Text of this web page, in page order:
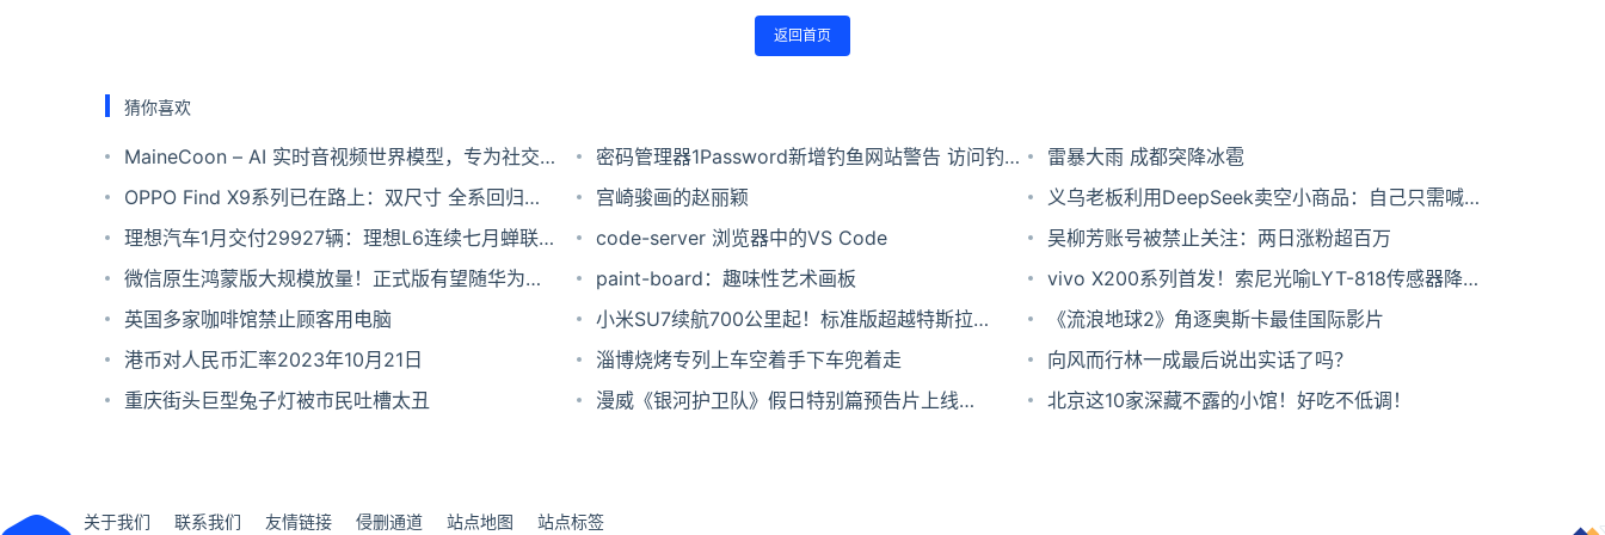
返回首页
猜你喜欢
MaineCoon – AI 实时音视频世界模型，专为社交
互动场景
密码管理器1Password新增钓鱼网站警告 访问钓鱼
网站粘贴密码时先警告用户
雷暴大雨 成都突降冰雹
OPPO Find X9系列已在路上：双尺寸 全系回归直
屏
宫崎骏画的赵丽颖
义乌老板利用DeepSeek卖空小商品：自己只需喊
一二三四五
理想汽车1月交付29927辆：理想L6连续七月蝉联
增程销冠
code-server 浏览器中的VS Code
吴柳芳账号被禁止关注：两日涨粉超百万
微信原生鸿蒙版大规模放量！正式版有望随华为
Mate 70系列发布
paint-board：趣味性艺术画板
vivo X200系列首发！索尼光喻LYT-818传感器降
临
英国多家咖啡馆禁止顾客用电脑
小米SU7续航700公里起！标准版超越特斯拉
Model 3长续航版
《流浪地球2》角逐奥斯卡最佳国际影片
港币对人民币汇率2023年10月21日
淄博烧烤专列上车空着手下车兜着走
向风而行林一成最后说出实话了吗？
重庆街头巨型兔子灯被市民吐槽太丑
漫威《银河护卫队》假日特别篇预告片上线
北京这10家深藏不露的小馆！好吃不低调！
关于我们 联系我们 友情链接 侵删通道 站点地图 站点标签